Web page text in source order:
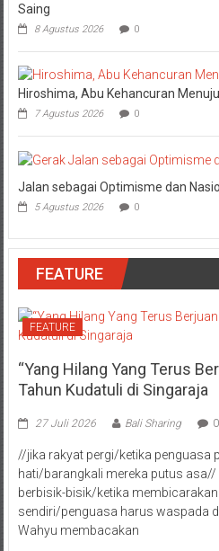
Saing
8 Agustus 2026 0
Hiroshima, Abu Kehancuran
7 Agustus 2026 0
Jalan sebagai Optimisme dan
5 Agustus 2026 0
FEATURE
FEATURE
“Yang Hilang Yang Terus
Tahun Kudatuli di Singaraja
27 Juli 2026 Bali Sharing 0
//jika rakyat pergi/ketika penguasa
hati/barangkali mereka putus
berbisik-bisik/ketika
sendiri/penguasa harus waspada
Wahyu membacakan